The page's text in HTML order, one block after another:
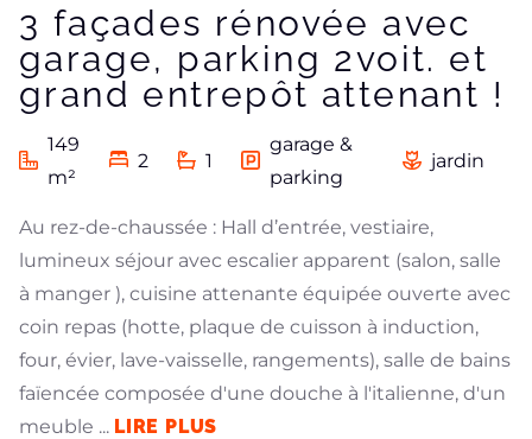
3 façades rénovée avec
garage, parking 2voit. et
grand entrepôt attenant !
149
m²
2 1
garage &
parking
jardin
Au rez-de-chaussée : Hall d’entrée, vestiaire,
lumineux séjour avec escalier apparent (salon, salle
à manger ), cuisine attenante équipée ouverte avec
coin repas (hotte, plaque de cuisson à induction,
four, évier, lave-vaisselle, rangements), salle de bains
faïencée composée d'une douche à l'italienne, d'un
meuble ... LIRE PLUS